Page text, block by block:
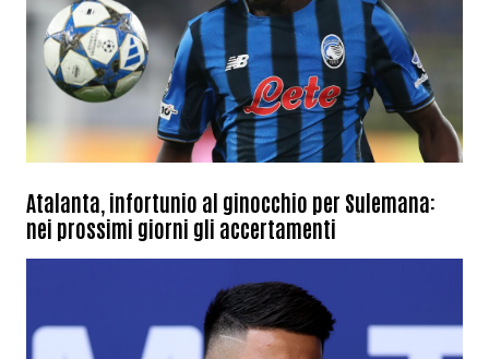
Atalanta, infortunio al ginocchio per Sulemana:
nei prossimi giorni gli accertamenti